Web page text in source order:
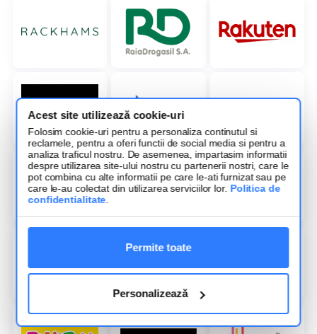
Acest site utilizează cookie-uri
Folosim cookie-uri pentru a personaliza continutul si
reclamele, pentru a oferi functii de social media si pentru a
analiza traficul nostru. De asemenea, impartasim informatii
despre utilizarea site-ului nostru cu partenerii nostri, care le
pot combina cu alte informatii pe care le-ati furnizat sau pe
care le-au colectat din utilizarea serviciilor lor. Politica de
confidentialitate
Permite toate
Personalizează